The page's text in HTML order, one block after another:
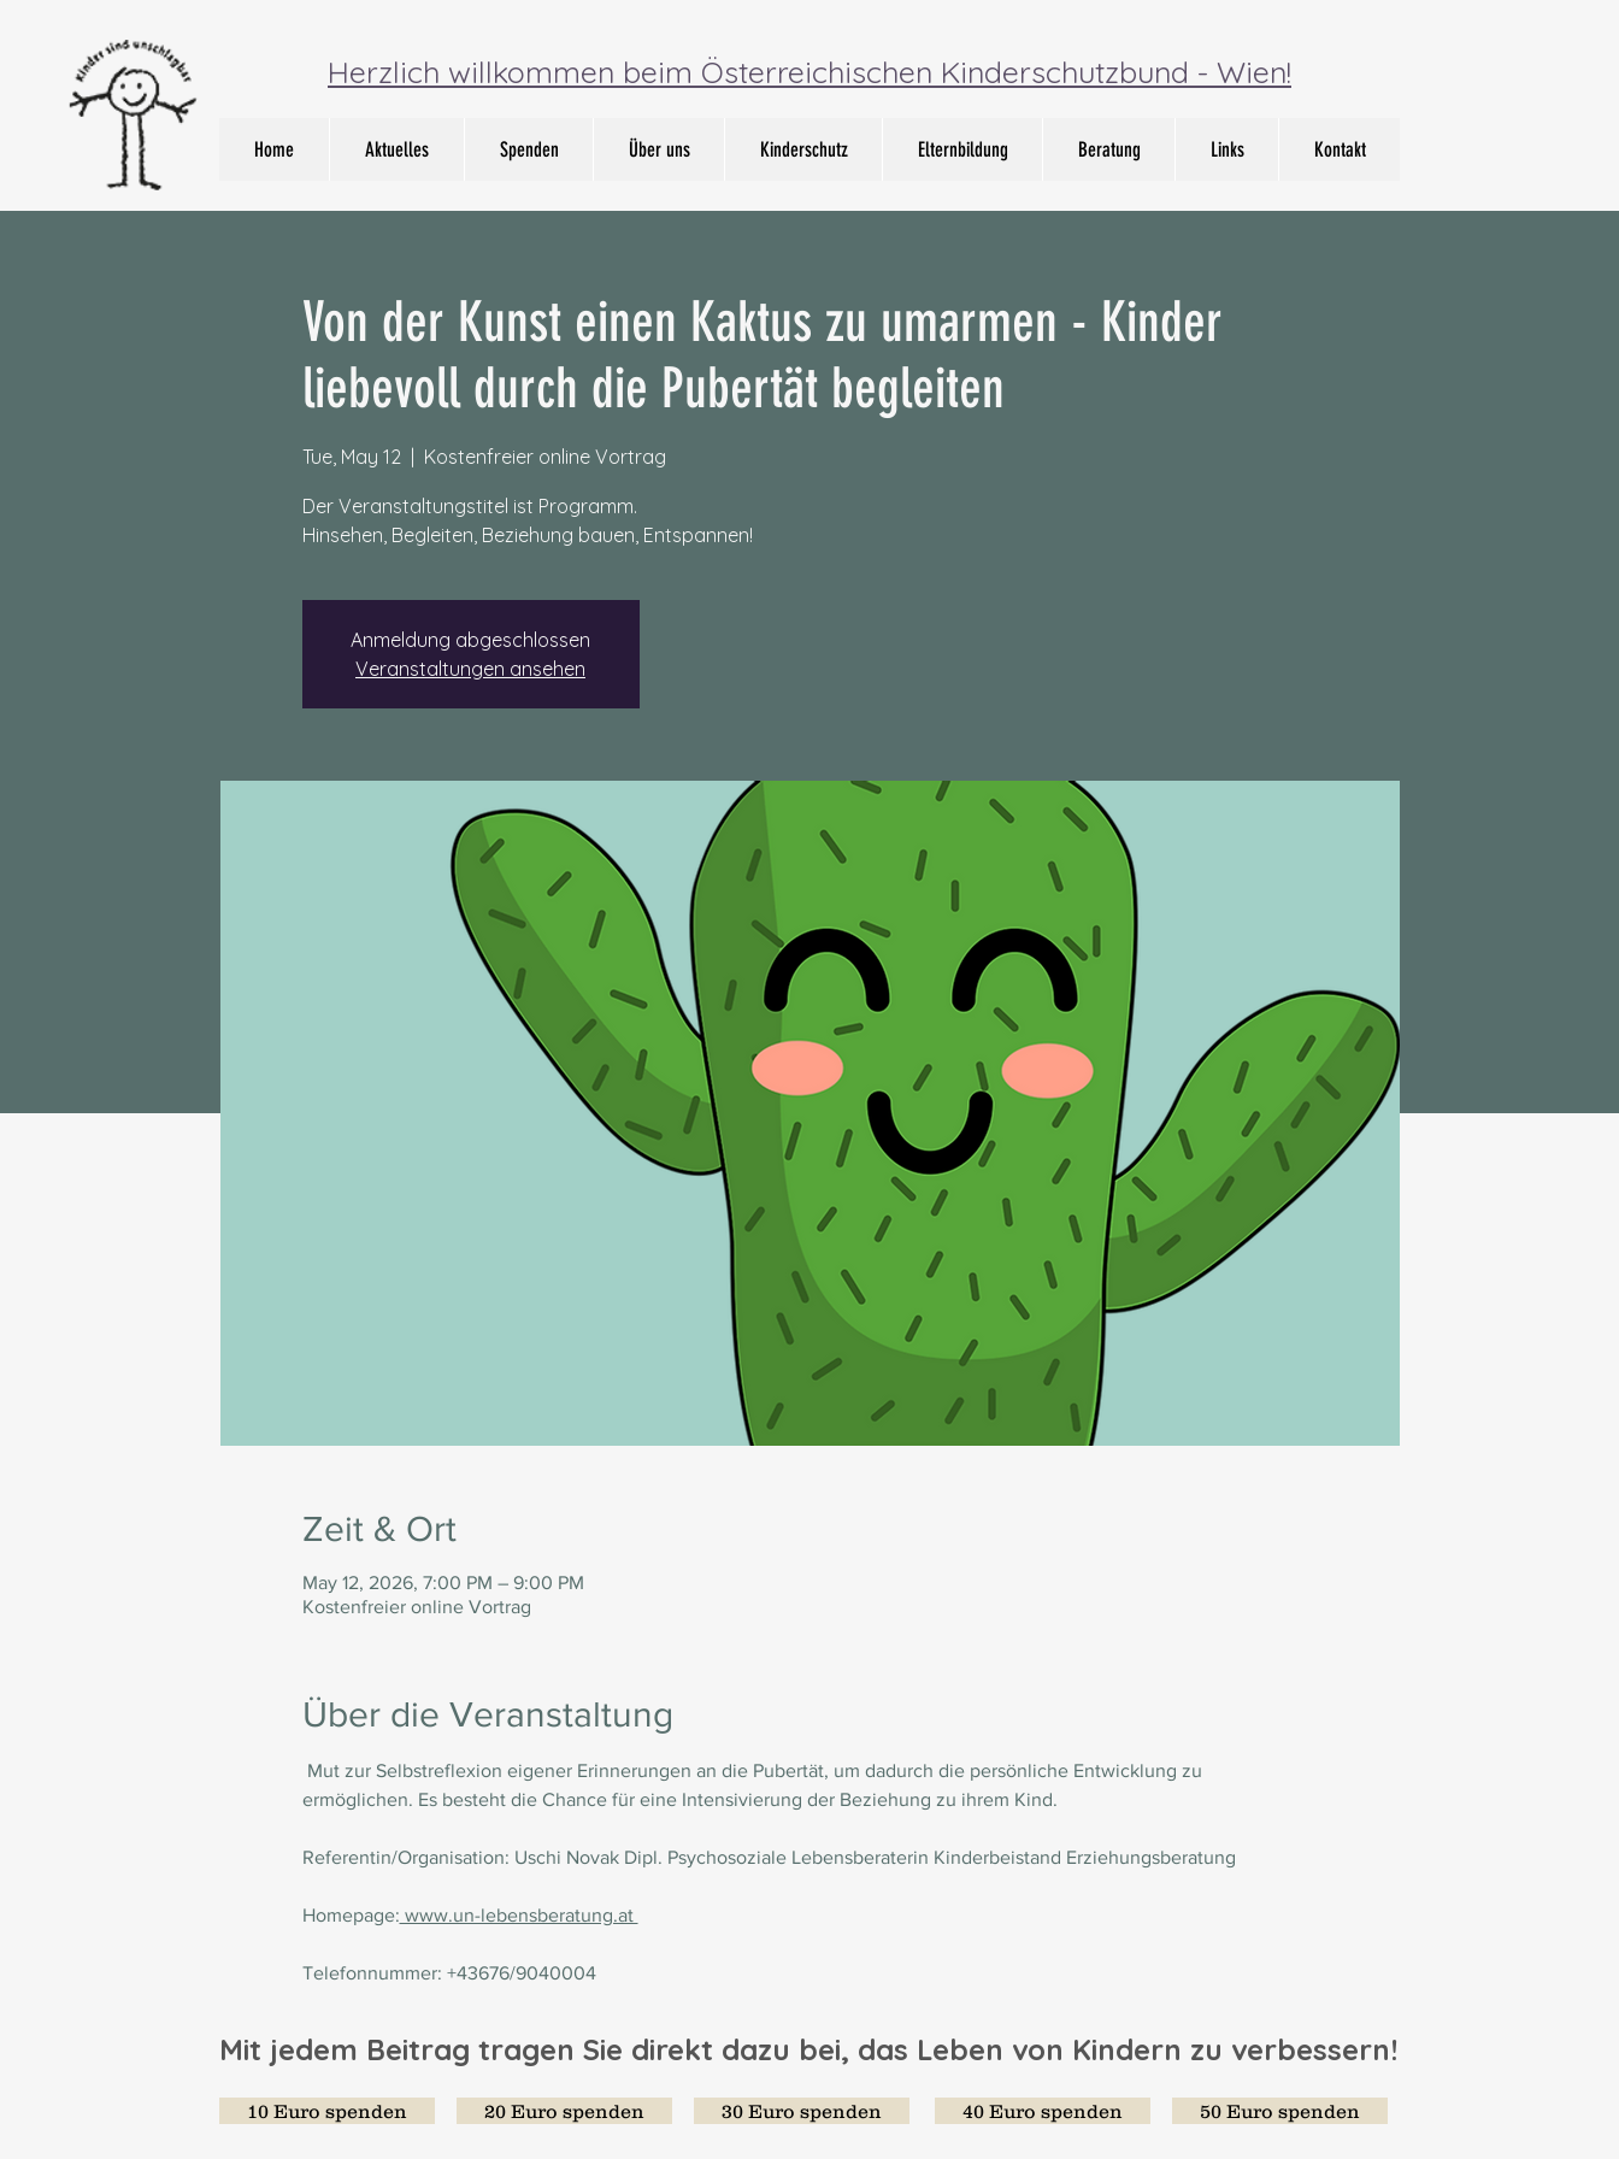
Herzlich willkommen beim Österreichischen Kinderschutzbund - Wien!
Home Aktuelles Spenden Über uns Kinderschutz Elternbildung Beratung Links Kontakt
Von der Kunst einen Kaktus zu umarmen - Kinder
liebevoll durch die Pubertät begleiten
Tue, May 12
  |
Kostenfreier online Vortrag
Der Veranstaltungstitel ist Programm.
Hinsehen, Begleiten, Beziehung bauen, Entspannen!
Anmeldung abgeschlossen
Veranstaltungen ansehen
Zeit & Ort
May 12, 2026, 7:00 PM – 9:00 PM
Kostenfreier online Vortrag
Über die Veranstaltung
Mut zur Selbstreflexion eigener Erinnerungen an die Pubertät, um dadurch die persönliche Entwicklung zu
ermöglichen. Es besteht die Chance für eine Intensivierung der Beziehung zu ihrem Kind.
Referentin/Organisation: Uschi Novak Dipl. Psychosoziale Lebensberaterin Kinderbeistand Erziehungsberatung
Homepage: www.un-lebensberatung.at
Telefonnummer: +43676/9040004
Mit jedem Beitrag tragen Sie direkt dazu bei, das Leben von Kindern zu verbessern!
10 Euro spenden 20 Euro spenden 30 Euro spenden 40 Euro spenden 50 Euro spenden